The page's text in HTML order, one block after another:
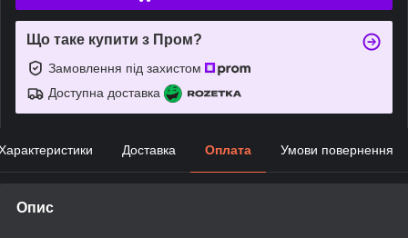
Що таке купити з Пром?
Замовлення під захистом
Доступна доставка
Доставка Оплата Умови повернення
Опис